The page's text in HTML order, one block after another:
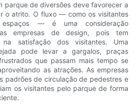
parque de diversões deve favorecer a
o atrito. O fluxo — como os visitantes
— é uma consideração
empresas de design, pois tem
na satisfação dos visitantes. Uma
pode levar a gargalos, praças
que passam mais tempo se
as atrações. As empresas
padrões de circulação de pedestres e
os visitantes pelo parque de forma